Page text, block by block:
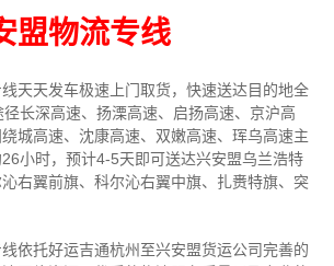
盟物流专线
天天发车极速上门取货，快速送达目的地全
长深高速、扬溧高速、启扬高速、京沪高
城高速、沈康高速、双嫩高速、珲乌高速主
小时，预计4-5天即可送达兴安盟乌兰浩特
右翼前旗、科尔沁右翼中旗、扎赉特旗、突
依托好运吉通杭州至兴安盟货运公司完善的